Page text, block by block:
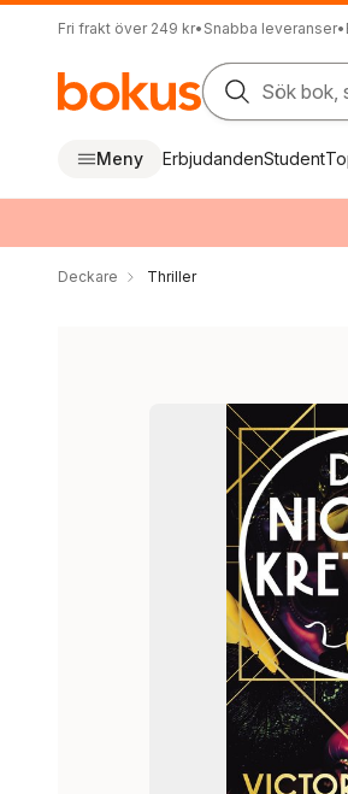
Fri frakt över 249 kr• Snabba leveranser•
Sök bok,
Meny ErbjudandenStudent
Deckare Thriller